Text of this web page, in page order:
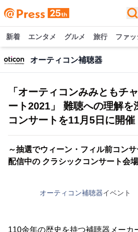
新着 エンタメ グルメ 旅行 ファ
オーティコン補聴器
「オーティコンみみともチ
ート2021」 難聴への理解を
コンサートを11月5日に開催
～抽選でウィーン・フィル前コン
配信中の クラシックコンサート会
オーティコン補聴器イベント
110余年の歴史を持つ補聴器メーカ